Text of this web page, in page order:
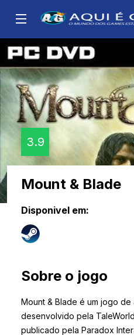
3.9
Mount & Blade
Disponivel em:
Sobre o jogo
Mount & Blade é um jogo
desenvolvido pela
publicado pela Paradox